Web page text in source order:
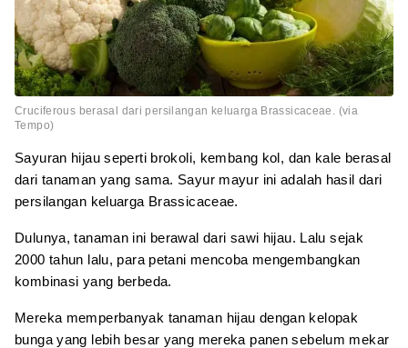
Cruciferous berasal dari persilangan keluarga Brassicaceae. (via
Tempo)
Sayuran hijau seperti brokoli, kembang kol, dan kale berasal
dari tanaman yang sama. Sayur mayur ini adalah hasil dari
persilangan keluarga Brassicaceae.
Dulunya, tanaman ini berawal dari sawi hijau. Lalu sejak
2000 tahun lalu, para petani mencoba mengembangkan
kombinasi yang berbeda.
Mereka memperbanyak tanaman hijau dengan kelopak
bunga yang lebih besar yang mereka panen sebelum mekar